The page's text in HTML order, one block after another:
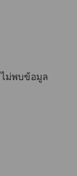
ไม่พบข้อมูล